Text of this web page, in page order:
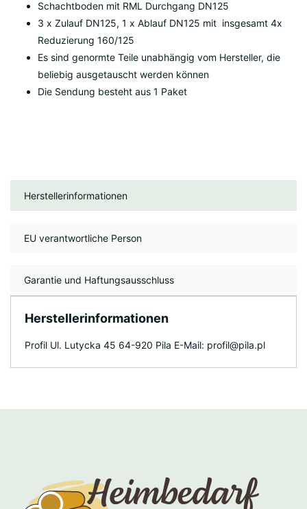
Schachtboden mit RML Durchgang DN125
3 x Zulauf DN125, 1 x Ablauf DN125 mit insgesamt 4x
Reduzierung 160/125
Es sind genormte Teile unabhängig vom Hersteller, die
beliebig ausgetauscht werden können
Die Sendung besteht aus 1 Paket
Herstellerinformationen
EU verantwortliche Person
Garantie und Haftungsausschluss
Herstellerinformationen
Profil Ul. Lutycka 45 64-920 Pila E-Mail: profil@pila.pl